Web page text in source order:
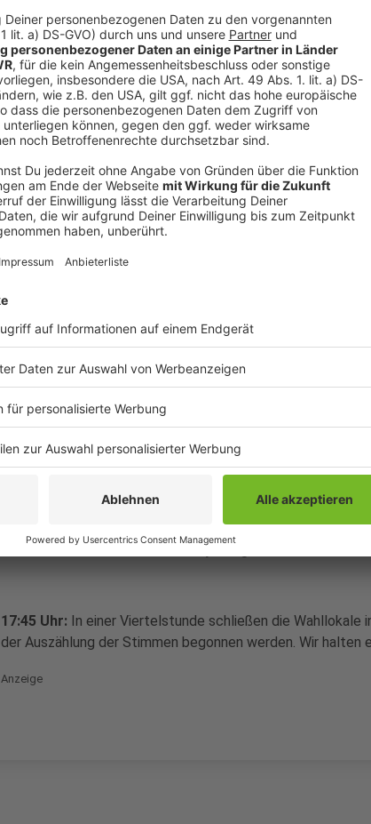
Immer mehr Briefwahlergebnisse trudeln jetzt
Minutentakt auch die Wahlbeteiligung. Und der
aber weiter viel aufzuholen, aktuell hat er rund 36 Prozent
weiter bei knapp 64 Prozent.
18:30 Uhr:Schon 193 Stimmbezirke sind ausgezählt. Hier
ihre Stimme abgegeben - von fast 185.000. Damit liegt
Prozent. 37.000 Mönchengladbacherinnen und
beantragt - sie waren heute natürlich nicht im Wahllokal.
rund 64 Prozent der Stimmen.
18:21 Uhr:
100 von 249 Stimmbezirken sind ausgezählt.
Prozent der Stimmen deutlich vorne. Die Wahlbeteiligung
Prozent der Wahlberechtigten haben gewählt.
18:15 Uhr:Die ersten Stimmen sind ausgezählt - aktuell
Oberbürgermeister Felix Heinrichs mit 65 Prozent der
Allerdings ist die Wahlbeteiligung in den ausgezählten
über 40.000 Wahlberechtigten hatten hier gewählt.
Die Wahllokale haben jetzt geschlossen. Nun
17:45 Uhr: In einer Viertelstunde schließen die Wahllokale
der Auszählung der Stimmen begonnen werden. Wir halten
Anzeige